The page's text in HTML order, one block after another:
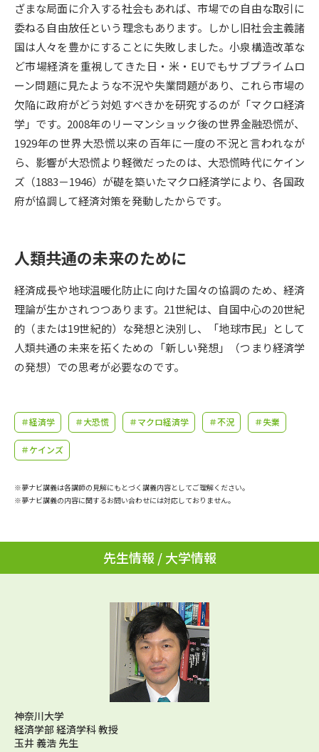
オープンキャンパス検索 実施プログラムから探す
来場型・Web型イベント特集 夢ナビライブ
受験準備 資料検索
志望校・出願校を調べる
併願校選び 受験スケジュールを立てよう
新生活お役立ちガイド
学問発見 学問検索
学問のミニ講義「夢ナビ講義」 学問分野解説
大学進学IDについて
個人情報取扱規定
テレメール進学カタログ
訂正のご案内
ざまな局面に介入する社会もあれば、市場での自由な取引に
委ねる自由放任という理念もあります。しかし旧社会主義諸
国は人々を豊かにすることに失敗しました。小泉構造改革な
ど市場経済を重視してきた日・米・EUでもサブプライムロ
ーン問題に見たような不況や失業問題があり、これら市場の
欠陥に政府がどう対処すべきかを研究するのが「マクロ経済
学」です。2008年のリーマンショック後の世界金融恐慌が、
1929年の世界大恐慌以来の百年に一度の不況と言われなが
ら、影響が大恐慌より軽微だったのは、大恐慌時代にケイン
ズ（1883－1946）が礎を築いたマクロ経済学により、各国政
府が協調して経済対策を発動したからです。
人類共通の未来のために
経済成長や地球温暖化防止に向けた国々の協調のため、経済
理論が生かされつつあります。21世紀は、自国中心の20世紀
的（または19世紀的）な発想と決別し、「地球市民」として
人類共通の未来を拓くための「新しい発想」（つまり経済学
の発想）での思考が必要なのです。
＃経済学 ＃大恐慌 ＃マクロ経済学 ＃不況 ＃失業
＃ケインズ
※夢ナビ講義は各講師の見解にもとづく講義内容としてご理解ください。
※夢ナビ講義の内容に関するお問い合わせには対応しておりません。
先生情報 / 大学情報
神奈川大学
経済学部 経済学科 教授
玉井 義浩 先生